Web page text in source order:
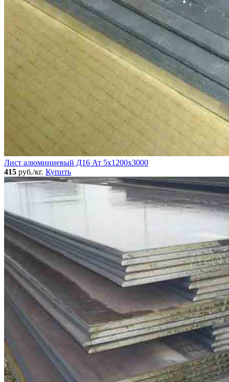
Лист алюминиевый Д16 Ат 5х1200х3000
415 руб./кг. Купить